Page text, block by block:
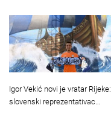
Igor Vekić novi je vratar Rijeke:
slovenski reprezentativac…